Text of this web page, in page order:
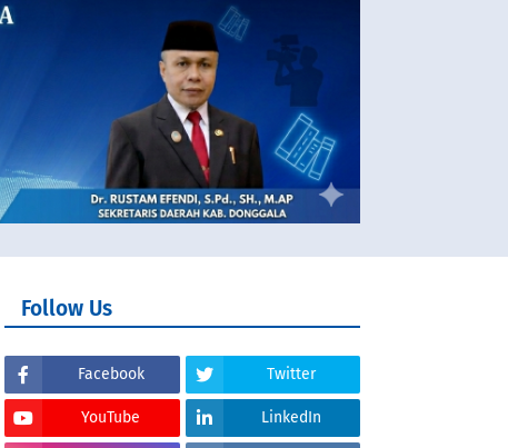
Follow Us
Facebook Twitter
YouTube LinkedIn